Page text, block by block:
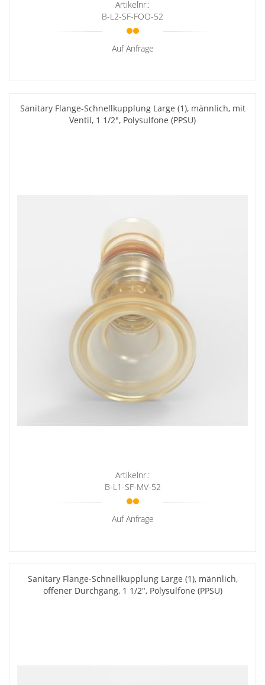
Artikelnr.:
B-L2-SF-FOO-52
Auf Anfrage
Sanitary Flange-Schnellkupplung Large (1), männlich, mit
Ventil, 1 1/2", Polysulfone (PPSU)
Artikelnr.:
B-L1-SF-MV-52
Auf Anfrage
Sanitary Flange-Schnellkupplung Large (1), männlich,
offener Durchgang, 1 1/2", Polysulfone (PPSU)